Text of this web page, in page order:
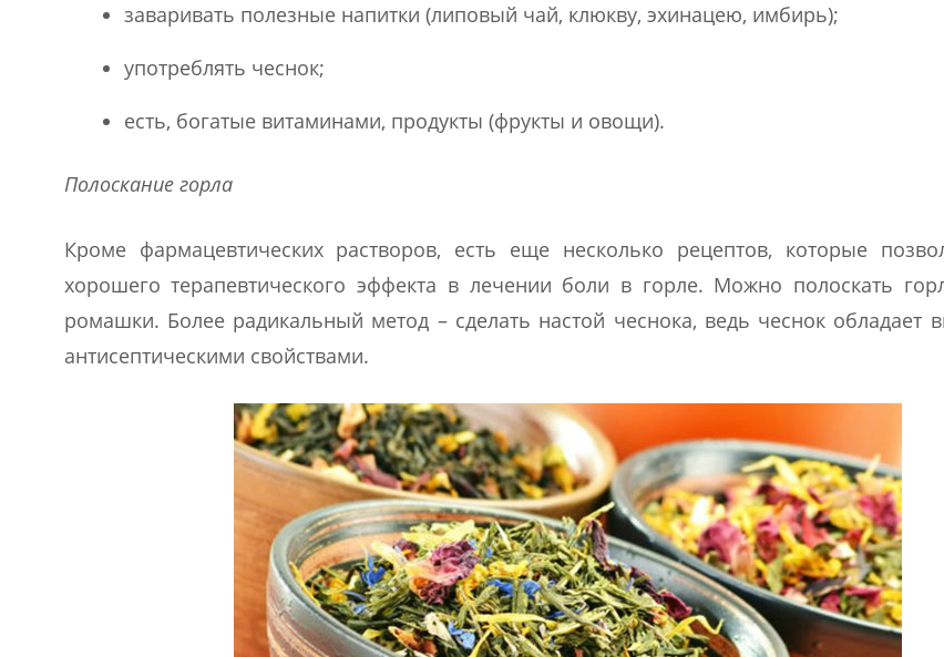
заваривать полезные напитки (липовый чай, клюкву, эхинацею, имбирь);
употреблять чеснок;
есть, богатые витаминами, продукты (фрукты и овощи).
Полоскание горла
Кроме фармацевтических растворов, есть еще несколько рецептов, которые
хорошего терапевтического эффекта в лечении боли в горле. Можно полоскать
ромашки. Более радикальный метод – сделать настой чеснока, ведь чеснок обладает
антисептическими свойствами.